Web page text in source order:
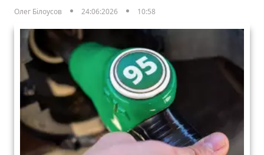
Олег Білоусов
24:06:2026 10:58